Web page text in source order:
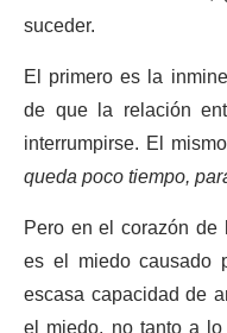
suceder.
El primero es la
de que la relación
interrumpirse. El
queda poco tiempo,
Pero en el corazón
es el miedo causado
escasa capacidad de